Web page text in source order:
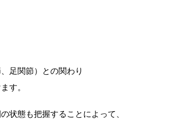
足関節）との関わり
す。
状態も把握することによって、